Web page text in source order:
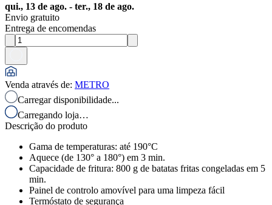
qui., 13 de ago. - ter., 18 de ago.
Envio gratuito
Entrega de encomendas
Venda através de: METRO
Carregar disponibilidade...
Carregando loja…
Descrição do produto
Gama de temperaturas: até 190°C
Aquece (de 130° a 180°) em 3 min.
Capacidade de fritura: 800 g de batatas fritas congeladas em 5
min.
Painel de controlo amovível para uma limpeza fácil
Termóstato de segurança